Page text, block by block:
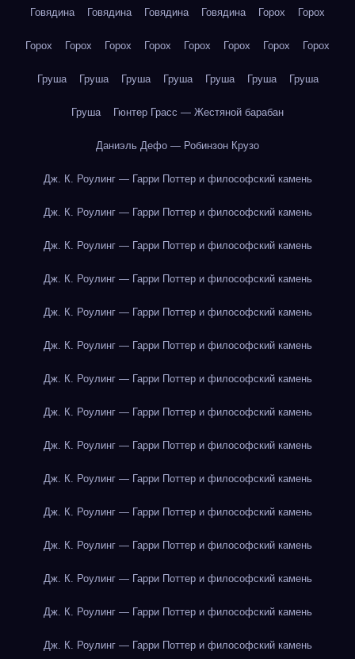
Говядина Говядина Говядина Говядина Горох Горох
Горох Горох Горох Горох Горох Горох Горох Горох
Груша Груша Груша Груша Груша Груша Груша
Груша Гюнтер Грасс — Жестяной барабан
Даниэль Дефо — Робинзон Крузо
Дж. К. Роулинг — Гарри Поттер и философский камень
Дж. К. Роулинг — Гарри Поттер и философский камень
Дж. К. Роулинг — Гарри Поттер и философский камень
Дж. К. Роулинг — Гарри Поттер и философский камень
Дж. К. Роулинг — Гарри Поттер и философский камень
Дж. К. Роулинг — Гарри Поттер и философский камень
Дж. К. Роулинг — Гарри Поттер и философский камень
Дж. К. Роулинг — Гарри Поттер и философский камень
Дж. К. Роулинг — Гарри Поттер и философский камень
Дж. К. Роулинг — Гарри Поттер и философский камень
Дж. К. Роулинг — Гарри Поттер и философский камень
Дж. К. Роулинг — Гарри Поттер и философский камень
Дж. К. Роулинг — Гарри Поттер и философский камень
Дж. К. Роулинг — Гарри Поттер и философский камень
Дж. К. Роулинг — Гарри Поттер и философский камень